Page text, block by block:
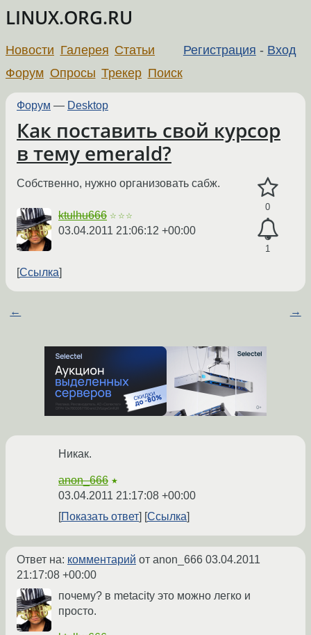
LINUX.ORG.RU
Регистрация - Вход
Новости Галерея Статьи
Форум Опросы Трекер Поиск
Форум — Desktop
Как поставить свой курсор
в тему emerald?
0
1
Собственно, нужно организовать сабж.
ktulhu666 ☆☆☆
03.04.2011 21:06:12 +00:00
Ссылка
← →
Никак.
anon_666 ★
03.04.2011 21:17:08 +00:00
Показать ответ
Ссылка
Ответ на: комментарий от anon_666 03.04.2011
21:17:08 +00:00
почему? в metacity это можно легко и
просто.